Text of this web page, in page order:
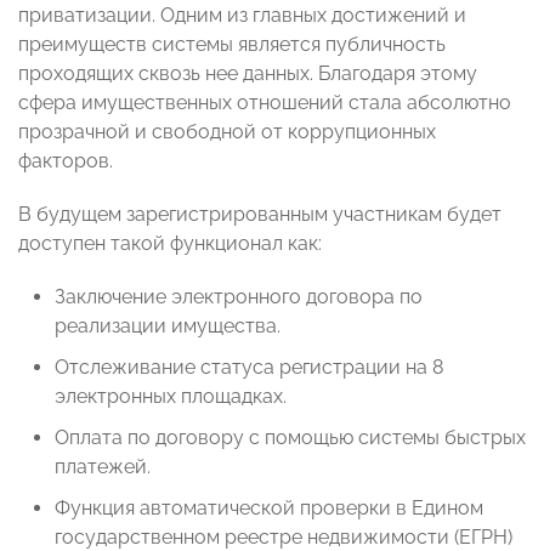
приватизации. Одним из главных достижений и
преимуществ системы является публичность
проходящих сквозь нее данных. Благодаря этому
сфера имущественных отношений стала абсолютно
прозрачной и свободной от коррупционных
факторов.
В будущем зарегистрированным участникам будет
доступен такой функционал как:
Заключение электронного договора по
реализации имущества.
Отслеживание статуса регистрации на 8
электронных площадках.
Оплата по договору с помощью системы быстрых
платежей.
Функция автоматической проверки в Едином
государственном реестре недвижимости (ЕГРН)